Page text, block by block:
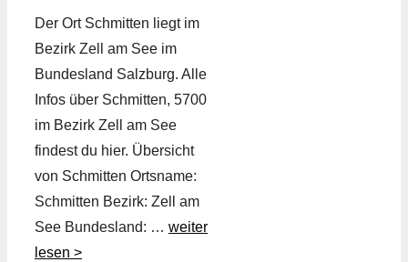
Der Ort Schmitten liegt im
Bezirk Zell am See im
Bundesland Salzburg. Alle
Infos über Schmitten, 5700
im Bezirk Zell am See
findest du hier. Übersicht
von Schmitten Ortsname:
Schmitten Bezirk: Zell am
See Bundesland: … weiter
lesen >